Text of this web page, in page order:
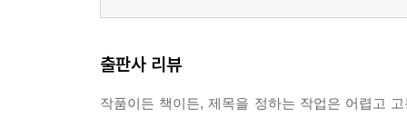
출판사 리뷰
작품이든 책이든, 제목을 정하는 작업은 어렵고